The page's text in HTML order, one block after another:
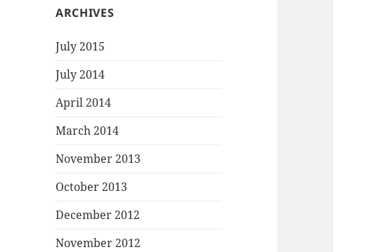
ARCHIVES
July 2015
July 2014
April 2014
March 2014
November 2013
October 2013
December 2012
November 2012